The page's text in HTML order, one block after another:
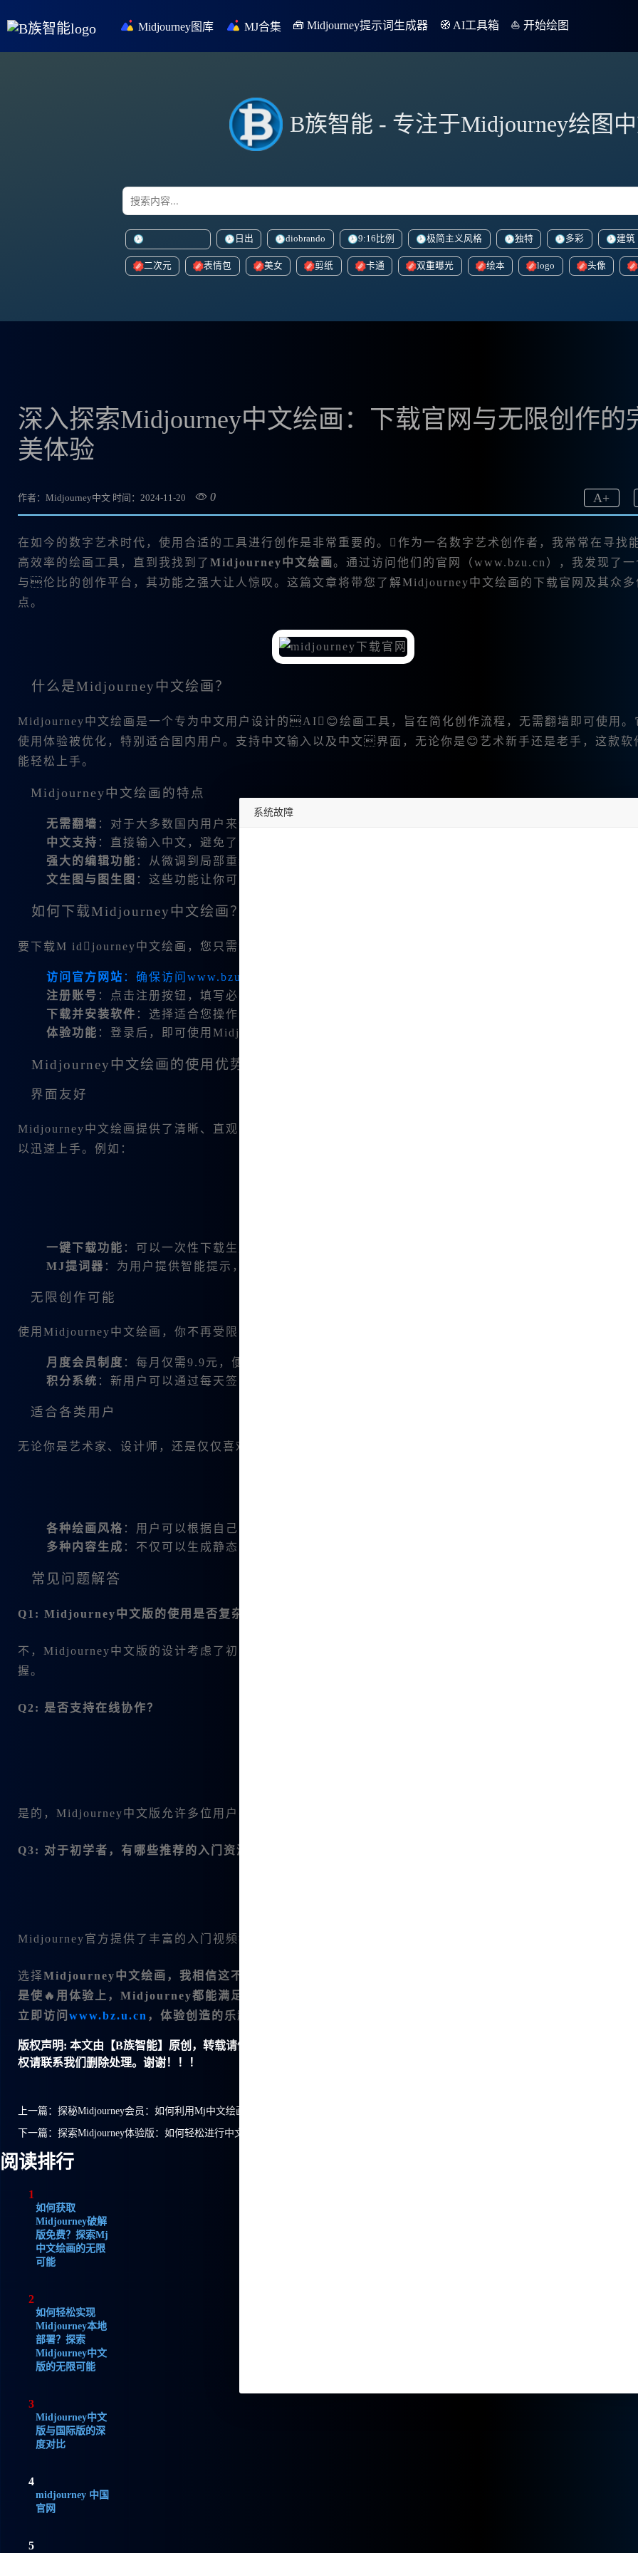
Midjourney图库 MJ合集 🧰 Midjourney提示词生成器 🧭 AI工具箱 ⛵️ 开始绘图
B族智能 - 专注于Midjourney绘图
doubleexposureeffect
日出 diobrando 9:16比例 极简主义风格 独特 多彩 建筑
二次元 表情包 美女 剪纸 卡通 双重曝光 绘本 logo 头像
深入探索Midjourney中文绘画：下载官网与无限创作的
美体验
作者：Midjourney中文 时间：2024-11-20 0 A+
在如今的数字艺术时代，使用合适的工具进行创作是非常重要的。作为一名数字艺术创作者，我常常在寻找
高效率的绘画工具，直到我找到了 Midjourney中文绘画。通过访问他们的官网（www.bzu.cn），我发现了一
与伦比的创作平台，其功能之强大让人惊叹。这篇文章将带您了解Midjourney中文绘画的下载官网及其众多
点。
什么是Midjourney中文绘画？
Midjourney中文绘画是一个专为中文用户设计的AI😊绘画工具，旨在简化创作流程，无需翻墙即可使用。
使用体验被优化，特别适合国内用户。支持中文输入以及中文界面，无论你是😊艺术新手还是老手，这款软
能轻松上手。
Midjourney中文绘画的特点
无需翻墙 ：对于大多数国内用户来说，这一点至关重要，免去了繁琐的VPN设置。
中文支持 ：直接输入中文，避免了语言障碍。
强大的编辑功能 ：从微调到局部重绘，多种先进的功能满足不同需求。
文生图与图生图 ：这些功能让你可以通过简单的文字描述生成图像，或对已有图像进行变换。
如何下载Midjourney中文绘画？
要下载M idjourney中文绘画，您只需访问其官网（
访问官方网站 ：确保访问 www.bzu.cn
注册账号 ：点击注册按钮，填写必要信息以创建账号。
下载并安装软件 ：选择适合您操作系统的版本进行下载和安装。
体验功能 ：登录后，即可使用Midjourney中文绘画的各项功能。
Midjourney中文绘画的使用优势
界面友好
Midjourney中文绘画提供了清晰、直观的用户界面，让新手用户感到舒适。每个功能都有详细的说明，确保
以迅速上手。例如：
一键下载功能 ：可以一次性下载生成的图片，方便快捷。
MJ提词器 ：为用户提供智能提示，让文字描述更精准。
无限创作可能
使用Midjourney中文绘画，你不再受限于创作次数，其平台允许用户无限制使用。例如：
月度会员制度 ：每月仅需9.9元，便能够享受无限绘图的特权。
积分系统 ：新用户可以通过每天签到获得积分，逐步积累，享受更多免费绘图的机会。
适合各类用户
无论你是艺术家、设计师，还是仅仅喜欢动手创作的人，Midjourney中文绘画都能满足你的需求。它支持：
各种绘画风格 ：用户可以根据自己的喜好选择不同的绘画风格。
多种内容生成 ：不仅可以生成静态图片，还有动态音乐、视频生成等功能。
常见问题解答
Q1: Midjourney中文版的使用是否复杂？
不，Midjourney中文版的设计考虑了初学者的需求，提供了详细的教程和便捷的操作界面，让每位用户都能
握。
Q2: 是否支持在线协作？
是的，Midjourney中文版允许多位用户在线协作，共同创作，分享彼此的灵感与作品。
Q3: 对于初学者，有哪些推荐的入门资源？
Midjourney官方提供了丰富的入门视频教程，您可以在官网上找到，也可以参考社区内的经验分享。
选择Midjourney中文绘画，我相信这不仅是一次简单的下载，而是开启了一段全新的创作旅程。无论是在功
是使🔥用体验上，Midjourney都能满足不同层次用户的需求。我期待在这个平台上，创造出更多令人惊叹的
立即访问 www.bz.u.cn ，体验创造的乐趣吧！
版权声明: 本文由【B族智能】原创，转载请保留链接: https://www.bzu.cn/news/show/9201.html，部分文章内容来源网络，
权请联系我们删除处理。谢谢！！！
上一篇： 探秘Midjourney会员：如何利用Mj中文绘画发挥无限创意
下一篇： 探索Midjourney体验版：如何轻松进行中文绘画创作
阅读排行
1
如何获取
Midjourney破解
版免费？探索Mj
中文绘画的无限
可能
2
如何轻松实现
Midjourney本地
部署？探索
Midjourney中文
版的无限可能
3
Midjourney中文
版与国际版的深
度对比
4
midjourney 中国
官网
5
系统故障